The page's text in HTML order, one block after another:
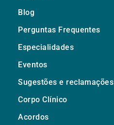
Blog
Perguntas Frequentes
Especialidades
Eventos
Sugestões e reclamações
Corpo Clínico
Acordos